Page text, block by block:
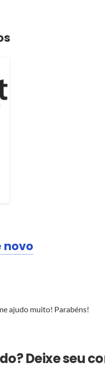
novo
ajudo muito! Parabéns!
Deixe seu